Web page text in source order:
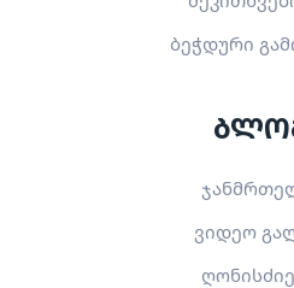
ბეჭდური
ვიდეო